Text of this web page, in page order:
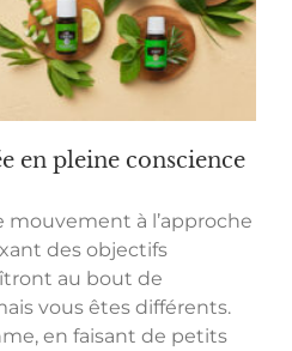
en pleine conscience
mouvement à l’approche
des objectifs
au bout de
vous êtes différents.
en faisant de petits